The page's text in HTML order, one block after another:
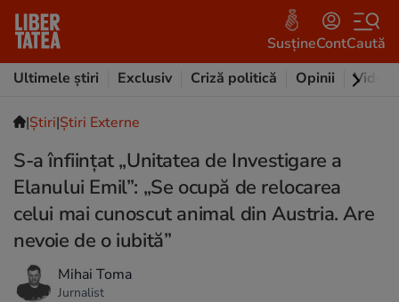
SusțineContCaută
Ultimele știri
Exclusiv Criză politică Opinii Video
|Ştiri|Știri Externe
S-a înființat „Unitatea de Investigare a
Elanului Emil”: „Se ocupă de relocarea
celui mai cunoscut animal din Austria. Are
nevoie de o iubită”
Mihai Toma
Jurnalist